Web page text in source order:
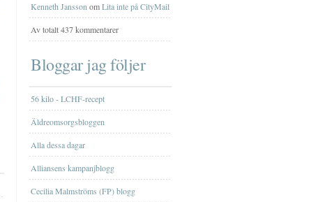
Kenneth Jansson omLita inte på CityMail
Av totalt 437 kommentarer
Bloggar jag följer
56 kilo - LCHF-recept
Äldreomsorgsbloggen
Alla dessa dagar
Alliansens kampanjblogg
Cecilia Malmströms (FP) blogg